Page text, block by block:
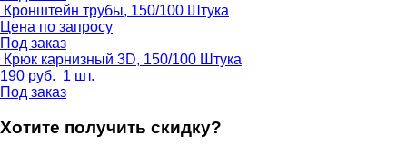
Кронштейн трубы, 150/100 Штука
Цена по запросу
Под заказ
Крюк карнизный 3D, 150/100 Штука
190 руб. 1 шт.
Под заказ
Хотите получить скидку?